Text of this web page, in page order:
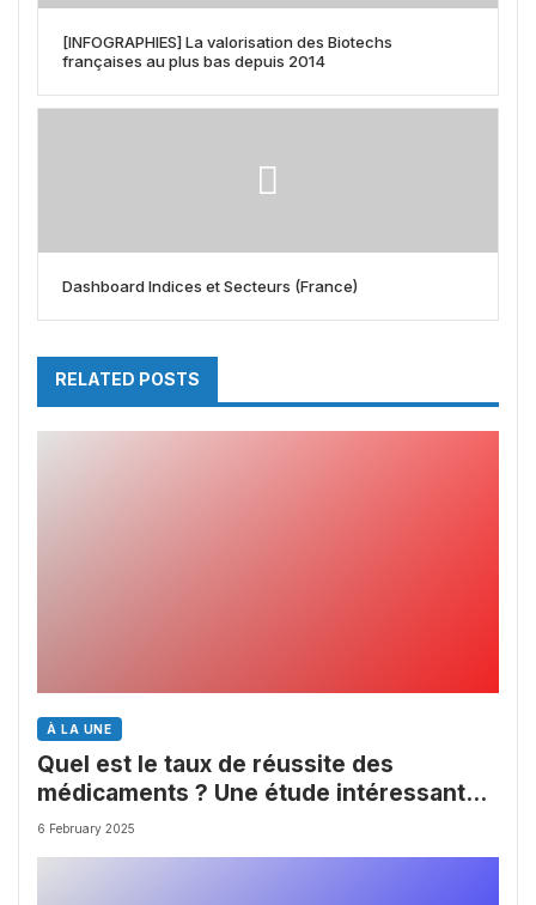
[INFOGRAPHIES] La valorisation des Biotechs
françaises au plus bas depuis 2014
Dashboard Indices et Secteurs (France)
RELATED POSTS
À LA UNE
Quel est le taux de réussite des
médicaments ? Une étude intéressante
chez les Big Pharmas
6 February 2025